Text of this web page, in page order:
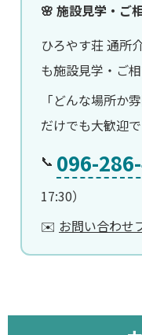
🌸 施設見学・ご
ひろやす荘 通所
も施設見学・ご
「どんな場所か
だけでも大歓迎で
📞 096-
17:30）
✉️ お問い合わせ